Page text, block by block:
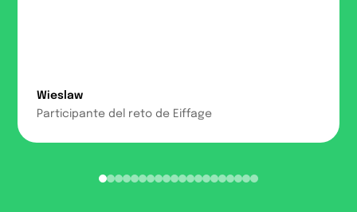
Wieslaw
Participante del reto de Eiffage